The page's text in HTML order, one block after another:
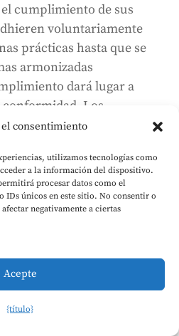
consentimiento
utilizamos tecnologías como
a la información del dispositivo.
procesar datos como el
IDs únicos en este sitio. No consentir o
negativamente a ciertas
Acepte
{título}
cumplimiento de sus
voluntariamente
prácticas hasta que se
armonizadas
dará lugar a
Los
se adhieran a códigos de
decumplimiento
por la Comisión.
prácticas
sin limitarse
ellas, las obligaciones